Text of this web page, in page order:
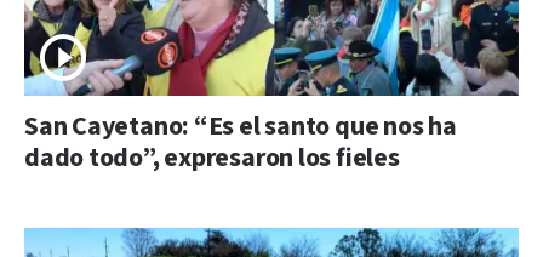
San Cayetano: “Es el santo que nos ha
dado todo”, expresaron los fieles